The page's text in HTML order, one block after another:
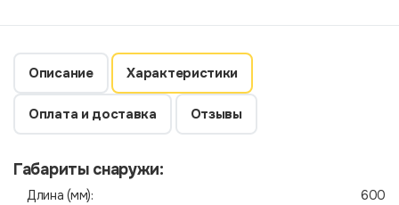
Описание Характеристики
Оплата и доставка Отзывы
Габариты снаружи:
Длина (мм):
600